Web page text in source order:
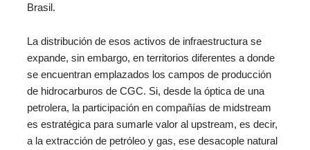
Brasil.
La distribución de esos activos de infraestructura se
expande, sin embargo, en territorios diferentes a donde
se encuentran emplazados los campos de producción
de hidrocarburos de CGC. Si, desde la óptica de una
petrolera, la participación en compañías de midstream
es estratégica para sumarle valor al upstream, es decir,
a la extracción de petróleo y gas, ese desacople natural